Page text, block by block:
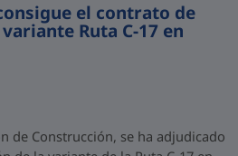
el contrato de
Ruta C-17 en
de Construcción, se ha adjudicado